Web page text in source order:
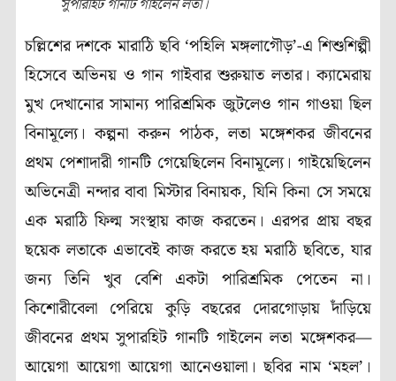
সুপারহিট গানটি গাইলেন লতা।
চল্লিশের দশকে মারাঠি ছবি ‘পহিলি মঙ্গলাগৌড়’-এ শিশুশিল্পী
হিসেবে অভিনয় ও গান গাইবার শুরুয়াত লতার। ক্যামেরায়
মুখ দেখানোর সামান্য পারিশ্রমিক জুটলেও গান গাওয়া ছিল
বিনামূল্যে। কল্পনা করুন পাঠক, লতা মঙ্গেশকর জীবনের
প্রথম পেশাদারী গানটি গেয়েছিলেন বিনামূল্যে। গাইয়েছিলেন
অভিনেত্রী নন্দার বাবা মিস্টার বিনায়ক, যিনি কিনা সে সময়ে
এক মরাঠি ফিল্ম সংস্থায় কাজ করতেন। এরপর প্রায় বছর
ছয়েক লতাকে এভাবেই কাজ করতে হয় মরাঠি ছবিতে, যার
জন্য তিনি খুব বেশি একটা পারিশ্রমিক পেতেন না।
কিশোরীবেলা পেরিয়ে কুড়ি বছরের দোরগোড়ায় দাঁড়িয়ে
জীবনের প্রথম সুপারহিট গানটি গাইলেন লতা মঙ্গেশকর—
আয়েগা আয়েগা আয়েগা আনেওয়ালা। ছবির নাম ‘মহল’।